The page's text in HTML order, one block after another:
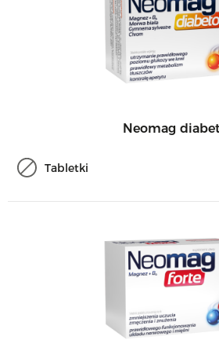
Neomag
Tabletki